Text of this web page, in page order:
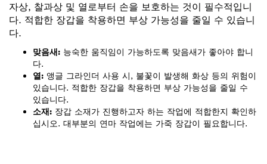
자상, 찰과상 및 열로부터 손을 보호하는 것이 필수적입니
다. 적합한 장갑을 착용하면 부상 가능성을 줄일 수 있습니
다.
맞음새: 능숙한 움직임이 가능하도록 맞음새가 좋아야 합니
다.
열: 앵글 그라인더 사용 시, 불꽃이 발생해 화상 등의 위험이
있습니다. 적합한 장갑을 착용하면 부상 가능성을 줄일 수
있습니다.
소재: 장갑 소재가 진행하고자 하는 작업에 적합한지 확인하
십시오. 대부분의 연마 작업에는 가죽 장갑이 필요합니다.